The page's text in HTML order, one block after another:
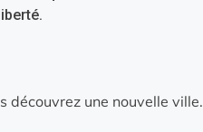
découvrez une nouvelle ville.